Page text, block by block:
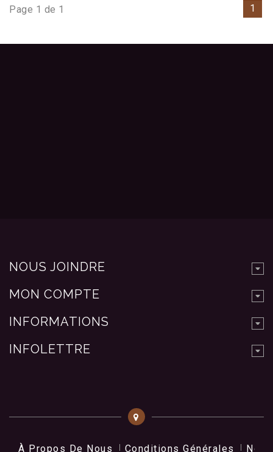
Page 1 de 1 1
NOUS JOINDRE
MON COMPTE
INFORMATIONS
INFOLETTRE
À Propos De Nous Conditions Générales Nos